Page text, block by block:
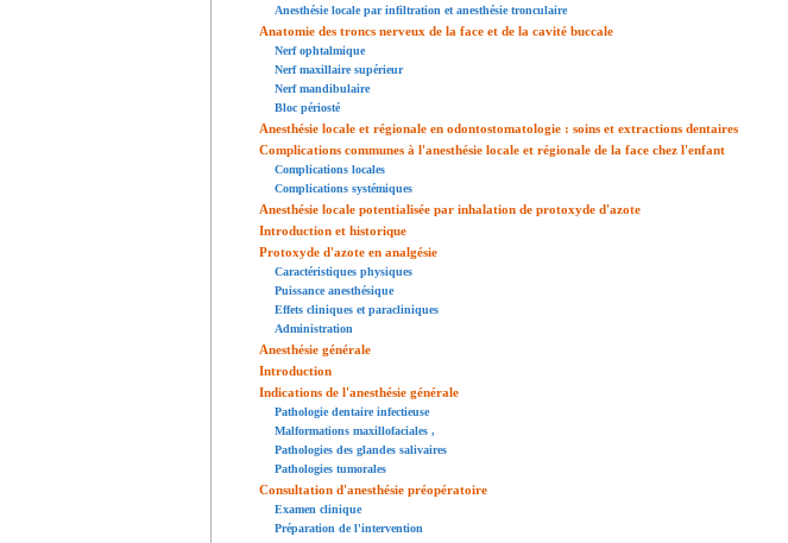
Anesthésie locale par infiltration et anesthésie tronculaire
Anatomie des troncs nerveux de la face et de la cavité buccale
Nerf ophtalmique
Nerf maxillaire supérieur
Nerf mandibulaire
Bloc périosté
Anesthésie locale et régionale en odontostomatologie : soins et extractions dentaires
Complications communes à l'anesthésie locale et régionale de la face chez l'enfant
Complications locales
Complications systémiques
Anesthésie locale potentialisée par inhalation de protoxyde d'azote
Introduction et historique
Protoxyde d'azote en analgésie
Caractéristiques physiques
Puissance anesthésique
Effets cliniques et paracliniques
Administration
Anesthésie générale
Introduction
Indications de l'anesthésie générale
Pathologie dentaire infectieuse
Malformations maxillofaciales ,
Pathologies des glandes salivaires
Pathologies tumorales
Consultation d'anesthésie préopératoire
Examen clinique
Préparation de l'intervention